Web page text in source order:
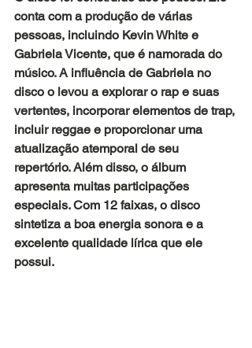
conta com a produção de várias
pessoas, incluindo Kevin White e
Gabriela Vicente, que é namorada do
músico. A influência de Gabriela no
disco o levou a explorar o rap e suas
vertentes, incorporar elementos de trap,
incluir reggae e proporcionar uma
atualização atemporal de seu
repertório. Além disso, o álbum
apresenta muitas participações
especiais. Com 12 faixas, o disco
sintetiza a boa energia sonora e a
excelente qualidade lírica que ele
possui.